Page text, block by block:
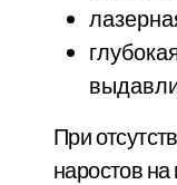
При
наростов